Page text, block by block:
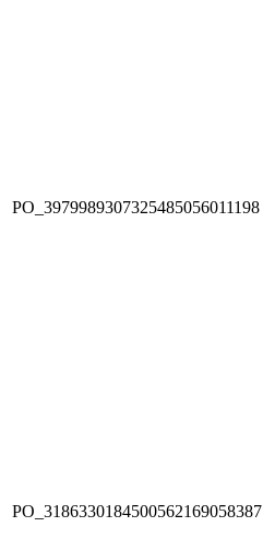
PO_3979989307325485056011198
PO_3186330184500562169058387